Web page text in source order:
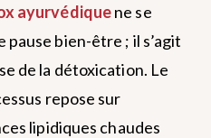
ayurvédiquene se
pause bien-être ; il s’agit
de la détoxication. Le
repose sur
lipidiques chaudes